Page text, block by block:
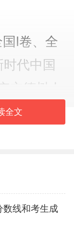
I卷、全
代中国
立德树人
学科育人
提升，创
题发挥高
作用。
全文
线和考生成